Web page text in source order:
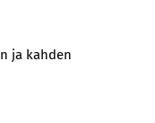
ja kahden